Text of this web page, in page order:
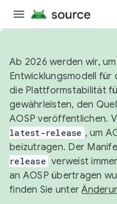
Ab 2026 werden wir,
Entwicklungsmodell für
die Plattformstabilität
gewährleisten, den
AOSP veröffentlichen.
latest-release , um
beizutragen. Der
release verweist
an AOSP übertragen
finden Sie unter